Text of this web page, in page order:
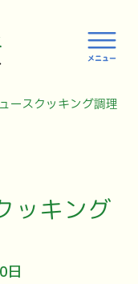
ースクッキング調理実
ッキング
日